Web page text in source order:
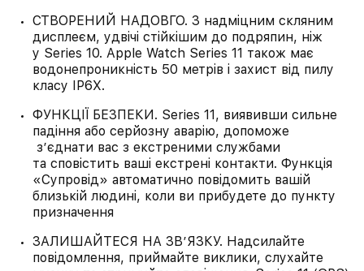
СТВОРЕНИЙ НАДОВГО. З надміцним скляним
дисплеєм, удвічі стійкішим до подряпин, ніж
у Series 10. Apple Watch Series 11 також має
водонепроникність 50 метрів і захист від пилу
класу IP6X.
ФУНКЦІЇ БЕЗПЕКИ. Series 11, виявивши сильне
падіння або серйозну аварію, допоможе
з’єднати вас з екстреними службами
та сповістить ваші екстрені контакти. Функція
«Супровід» автоматично повідомить вашій
близькій людині, коли ви прибудете до пункту
призначення
ЗАЛИШАЙТЕСЯ НА ЗВ’ЯЗКУ. Надсилайте
повідомлення, приймайте виклики, слухайте